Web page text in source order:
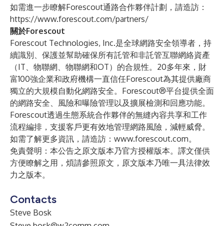
如需進一步瞭解Forescout通路合作夥伴計劃，請造訪：
https://www.forescout.com/partners/
關於Forescout
Forescout Technologies, Inc.是全球網路安全領導者，持
續識別、保護並幫助確保所有託管和非託管互聯網絡資產
（IT、物聯網、物聯網和OT）的合規性。20多年來，財
富100強企業和政府機構一直信任Forescout為其提供廠商
獨立的大規模自動化網路安全。Forescout®平台提供全面
的網路安全、風險和曝險管理以及擴展檢測和回應功能。
Forescout透過生態系統合作夥伴的無縫內容共享和工作
流程編排，支援客戶更有效地管理網路風險，減輕威脅。
如需了解更多資訊，請造訪： www.forescout.com。
免責聲明：本公告之原文版本乃官方授權版本。譯文僅供
方便瞭解之用，煩請參照原文，原文版本乃唯一具法律效
力之版本。
Contacts
Steve Bosk